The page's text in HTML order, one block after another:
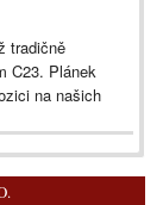
tradičně
C23. Plánek
na našich